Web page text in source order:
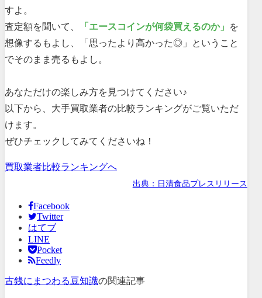
すよ。
査定額を聞いて、
「エースコインが何袋買えるのか」
を
想像するもよし、「思ったより高かった◎」ということ
でそのまま売るもよし。
あなただけの楽しみ方を見つけてください♪
以下から、大手買取業者の比較ランキングがご覧いただ
けます。
ぜひチェックしてみてくださいね！
買取業者比較ランキングへ
出典：日清食品プレスリリース
Facebook
Twitter
はてブ
LINE
Pocket
Feedly
古銭にまつわる豆知識の関連記事